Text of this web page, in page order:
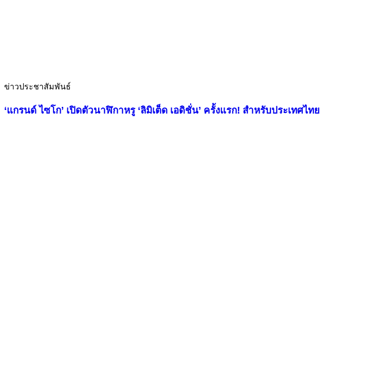
ข่าวประชาสัมพันธ์
‘แกรนด์ ไซโก’ เปิดตัวนาฬิกาหรู ‘ลิมิเต็ด เอดิชั่น’ ครั้งแรก! สำหรับประเทศไทย